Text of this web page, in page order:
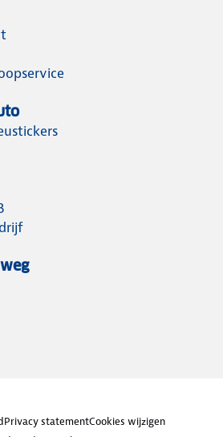
Privacy statementCookies wijzigen